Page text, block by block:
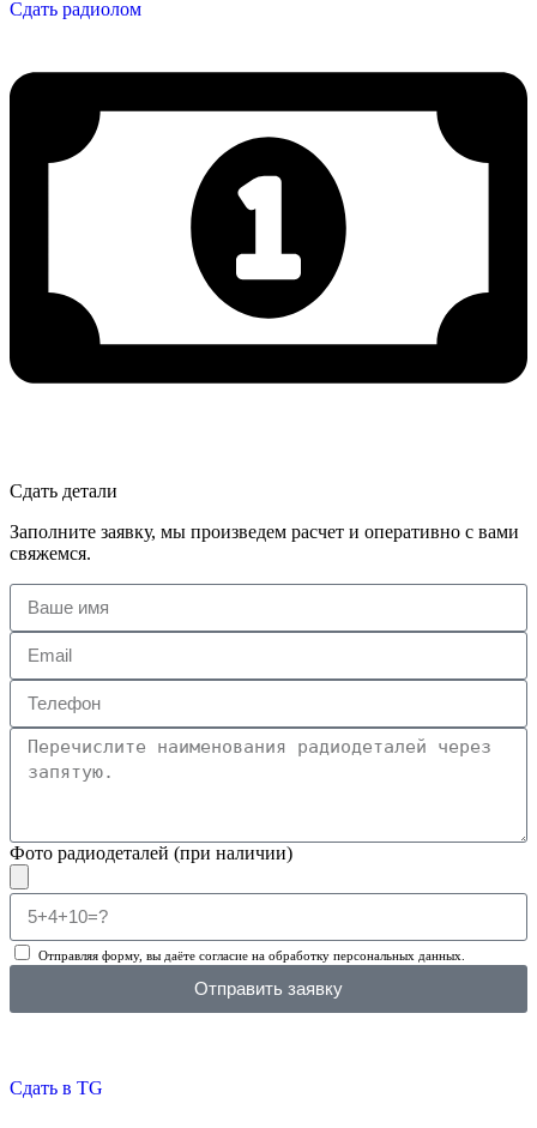
Сдать радиолом
Сдать детали
Заполните заявку, мы произведем расчет и оперативно с вами
свяжемся.
Фото радиодеталей (при наличии)
Отправляя форму, вы даёте согласие на обработку персональных данных.
Отправить заявку
Сдать в TG